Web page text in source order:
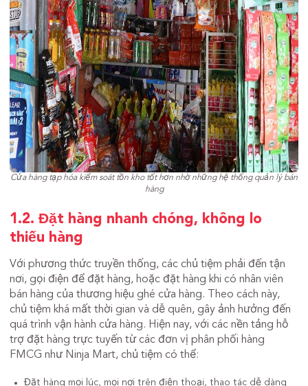
Cửa hàng tạp hóa kiểm soát tồn kho tốt hơn nhờ những hệ thống quản lý bán
hàng
1.2. Đặt hàng nhanh chóng, không lo
thiếu hàng
Với phương thức truyền thống, các chủ tiệm phải đến tận
nơi, gọi điện để đặt hàng, hoặc đặt hàng khi có nhân viên
bán hàng của thương hiệu ghé cửa hàng. Theo cách này,
chủ tiệm khá mất thời gian và dễ quên, gây ảnh hưởng đến
quá trình vận hành cửa hàng. Hiện nay, với các nền tảng hỗ
trợ đặt hàng trực tuyến từ các đơn vị phân phối hàng
FMCG như Ninja Mart, chủ tiệm có thể:
Đặt hàng mọi lúc, mọi nơi trên điện thoại, thao tác dễ dàng